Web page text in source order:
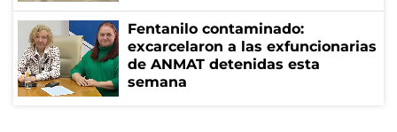
Fentanilo contaminado:
excarcelaron a las exfuncionarias
de ANMAT detenidas esta
semana